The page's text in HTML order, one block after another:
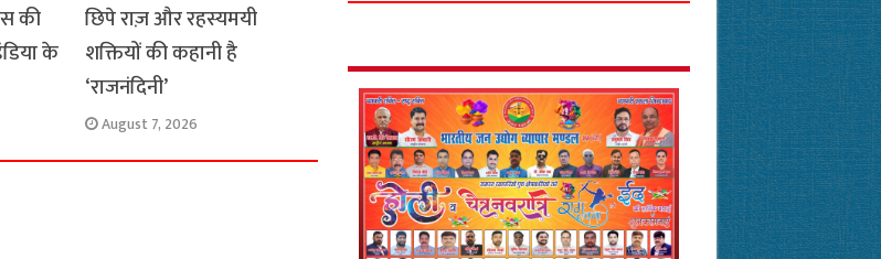
की
के
छिपे राज़ और रहस्यमयी
शक्तियों की कहानी है
‘राजनंदिनी’
August 7, 2026